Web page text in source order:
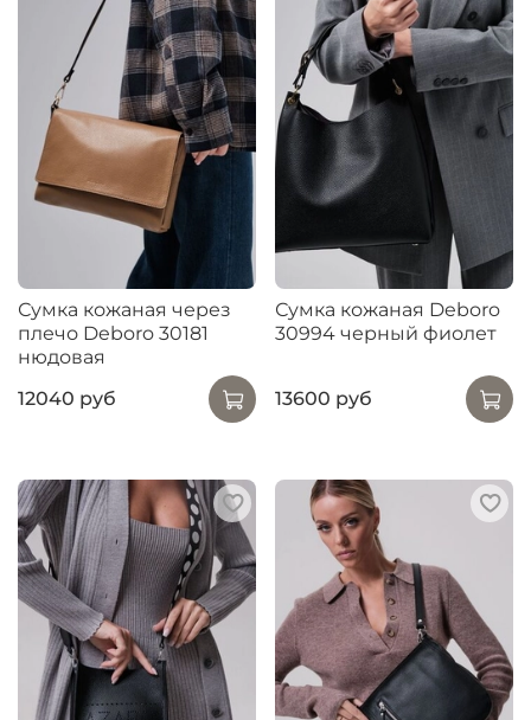
Сумка кожаная через
плечо Deboro 30181
нюдовая
12040 руб
Сумка кожаная Deboro
30994 черный фиолет
13600 руб